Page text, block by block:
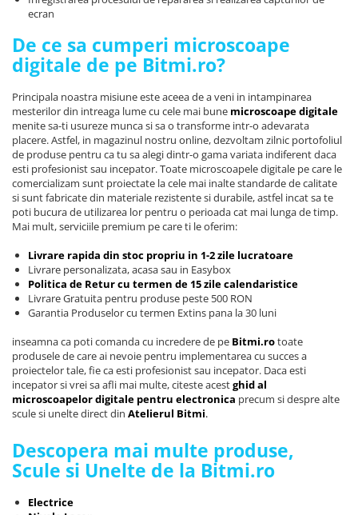
ecran
De ce sa cumperi microscoape
digitale de pe Bitmi.ro?
Principala noastra misiune este aceea de a veni in intampinarea
mesterilor din intreaga lume cu cele mai bune microscoape digitale
menite sa-ti usureze munca si sa o transforme intr-o adevarata
placere. Astfel, in magazinul nostru online, dezvoltam zilnic portofoliul
de produse pentru ca tu sa alegi dintr-o gama variata indiferent daca
esti profesionist sau incepator. Toate microscoapele digitale pe care le
comercializam sunt proiectate la cele mai inalte standarde de calitate
si sunt fabricate din materiale rezistente si durabile, astfel incat sa te
poti bucura de utilizarea lor pentru o perioada cat mai lunga de timp.
Mai mult, serviciile premium pe care ti le oferim:
Livrare rapida din stoc propriu in 1-2 zile lucratoare
Livrare personalizata, acasa sau in Easybox
Politica de Retur cu termen de 15 zile calendaristice
Livrare Gratuita pentru produse peste 500 RON
Garantia Produselor cu termen Extins pana la 30 luni
inseamna ca poti comanda cu incredere de pe Bitmi.rotoate
produsele de care ai nevoie pentru implementarea cu succes a
proiectelor tale, fie ca esti profesionist sau incepator. Daca esti
incepator si vrei sa afli mai multe, citeste acestghid al
microscoapelor digitale pentru electronica precum si despre alte
scule si unelte direct din Atelierul Bitmi.
Descopera mai multe produse,
Scule si Unelte de la Bitmi.ro
Electrice